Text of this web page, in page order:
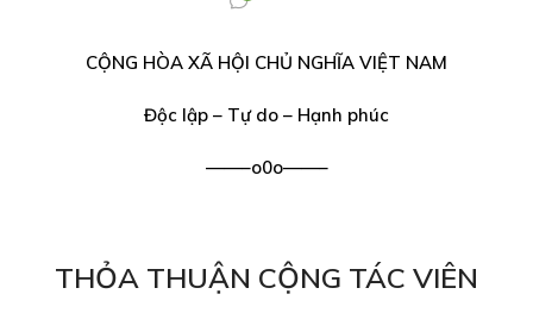
CỘNG HÒA XÃ HỘI CHỦ NGHĨA VIỆT NAM
Độc lập – Tự do – Hạnh phúc
——–o0o——–
THỎA THUẬN CỘNG TÁC VIÊN